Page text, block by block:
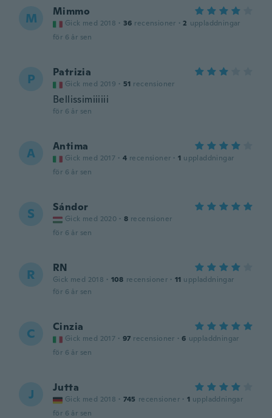
M Mimmo
Gick med 2018 · 36 recensioner · 2 uppladdningar
för 6 år sen
P Patrizia
Gick med 2019 · 51 recensioner
Bellissimiiiiii
för 6 år sen
A Antima
Gick med 2017 · 4 recensioner · 1 uppladdningar
för 6 år sen
S Sándor
Gick med 2020 · 8 recensioner
för 6 år sen
R RN
Gick med 2018 · 108 recensioner · 11 uppladdningar
för 6 år sen
C Cinzia
Gick med 2017 · 97 recensioner · 6 uppladdningar
för 6 år sen
J Jutta
Gick med 2018 · 745 recensioner · 1 uppladdningar
för 6 år sen